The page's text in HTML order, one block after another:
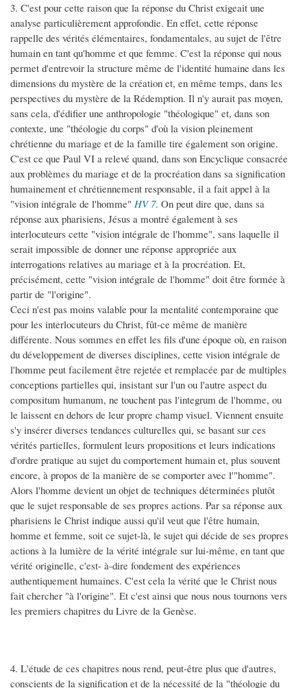
3. C'est pour cette raison que la réponse du Christ exigeait une
analyse particulièrement approfondie. En effet, cette réponse
rappelle des vérités élémentaires, fondamentales, au sujet de l'être
humain en tant qu'homme et que femme. C'est la réponse qui nous
permet d'entrevoir la structure même de l'identité humaine dans les
dimensions du mystère de la création et, en même temps, dans les
perspectives du mystère de la Rédemption. Il n'y aurait pas moyen,
sans cela, d'édifier une anthropologie "théologique" et, dans son
contexte, une "théologie du corps" d'où la vision pleinement
chrétienne du mariage et de la famille tire également son origine.
C'est ce que Paul VI a relevé quand, dans son Encyclique consacrée
aux problèmes du mariage et de la procréation dans sa signification
humainement et chrétiennement responsable, il a fait appel à la
"vision intégrale de l'homme" HV 7. On peut dire que, dans sa
réponse aux pharisiens, Jésus a montré également à ses
interlocuteurs cette "vision intégrale de l'homme", sans laquelle il
serait impossible de donner une réponse appropriée aux
interrogations relatives au mariage et à la procréation. Et,
précisément, cette "vision intégrale de l'homme" doit être formée à
partir de "l'origine".
Ceci n'est pas moins valable pour la mentalité contemporaine que
pour les interlocuteurs du Christ, fût-ce même de manière
différente. Nous sommes en effet les fils d'une époque où, en raison
du développement de diverses disciplines, cette vision intégrale de
l'homme peut facilement être rejetée et remplacée par de multiples
conceptions partielles qui, insistant sur l'un ou l'autre aspect du
compositum humanum, ne touchent pas l'integrum de l'homme, ou
le laissent en dehors de leur propre champ visuel. Viennent ensuite
s'y insérer diverses tendances culturelles qui, se basant sur ces
vérités partielles, formulent leurs propositions et leurs indications
d'ordre pratique au sujet du comportement humain et, plus souvent
encore, à propos de la manière de se comporter avec l'"homme".
Alors l'homme devient un objet de techniques déterminées plutôt
que le sujet responsable de ses propres actions. Par sa réponse aux
pharisiens le Christ indique aussi qu'il veut que l'être humain,
homme et femme, soit ce sujet-là, le sujet qui décide de ses propres
actions à la lumière de la vérité intégrale sur lui-même, en tant que
vérité originelle, c'est- à-dire fondement des expériences
authentiquement humaines. C'est cela la vérité que le Christ nous
fait chercher "à l'origine". Et c'est ainsi que nous nous tournons vers
les premiers chapitres du Livre de la Genèse.
4. L'étude de ces chapitres nous rend, peut-être plus que d'autres,
conscients de la signification et de la nécessité de la "théologie du